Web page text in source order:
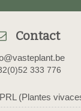
Contact
333 776
(Plantes